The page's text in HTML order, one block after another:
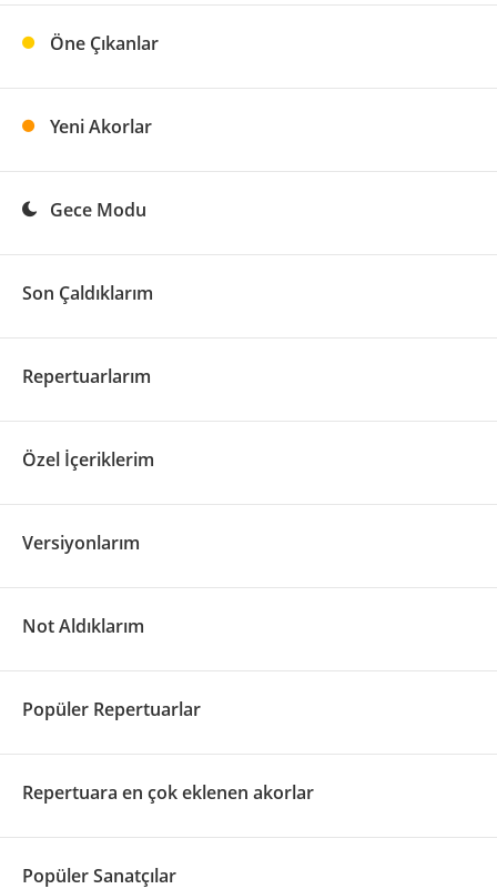
Öne Çıkanlar
Yeni Akorlar
Gece Modu
Son Çaldıklarım
Repertuarlarım
Özel İçeriklerim
Versiyonlarım
Not Aldıklarım
Popüler Repertuarlar
Repertuara en çok eklenen akorlar
Popüler Sanatçılar